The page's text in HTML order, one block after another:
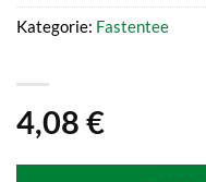
4,08 €
Kategorie: Fastentee